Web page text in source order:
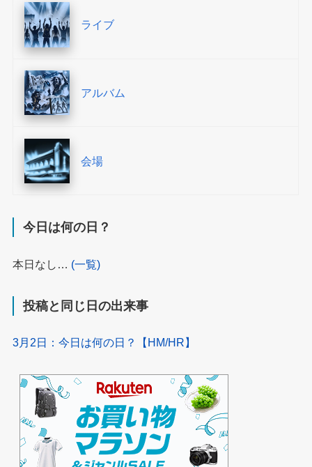
ライブ
アルバム
会場
今日は何の日？
本日なし… (一覧)
投稿と同じ日の出来事
3月2日：今日は何の日？【HM/HR】